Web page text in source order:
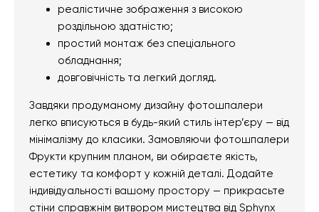
реалістичне зображення з високою
роздільною здатністю;
простий монтаж без спеціального
обладнання;
довговічність та легкий догляд.
Завдяки продуманому дизайну фотошпалери
легко вписуються в будь-який стиль інтер’єру — від
мінімалізму до класики. Замовляючи фотошпалери
Фрукти крупним планом, ви обираєте якість,
естетику та комфорт у кожній деталі. Додайте
індивідуальності вашому простору — прикрасьте
стіни справжнім витвором мистецтва від Sphynx